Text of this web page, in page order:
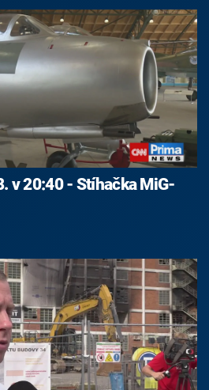
v 20:40 - Stíhačka MiG-